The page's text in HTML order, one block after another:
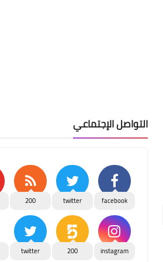
التواصل الإجتماعي
facebook
twitter
200
instagram
200
twitter